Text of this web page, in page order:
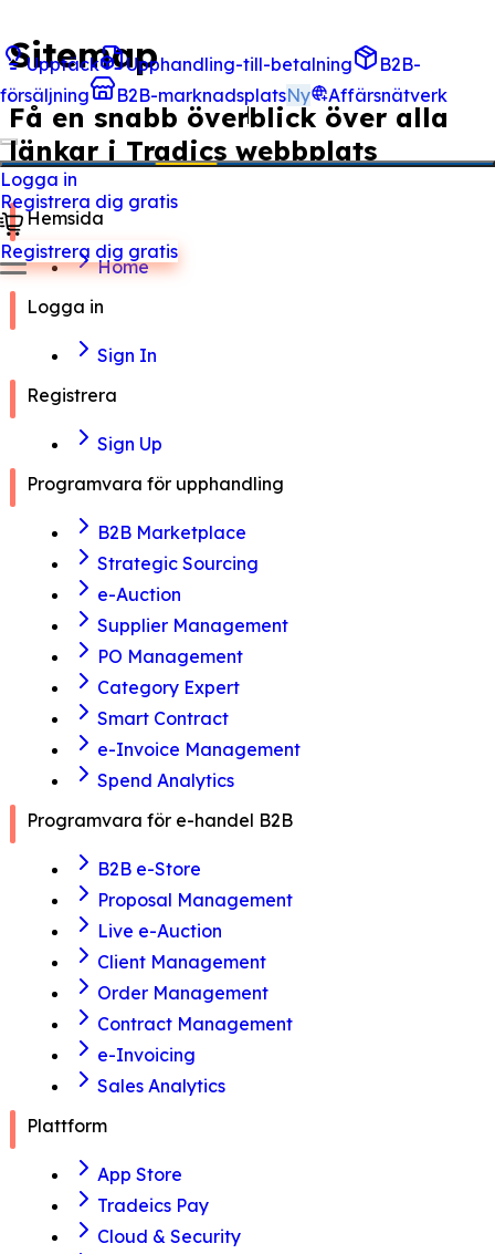
Upptäck Upphandling-till-betalning
B2B-
försäljning
B2B-marknadsplatsNy Affärsnätverk
Logga in
Registrera dig gratis
Registrera dig gratis
Sitemap
Få en snabb överblick över alla
länkar i Tradics webbplats
Hemsida
Home
Logga in
Sign In
Registrera
Sign Up
Programvara för upphandling
B2B Marketplace
Strategic Sourcing
e-Auction
Supplier Management
PO Management
Category Expert
Smart Contract
e-Invoice Management
Spend Analytics
Programvara för e-handel B2B
B2B e-Store
Proposal Management
Live e-Auction
Client Management
Order Management
Contract Management
e-Invoicing
Sales Analytics
Plattform
App Store
Tradeics Pay
Cloud & Security